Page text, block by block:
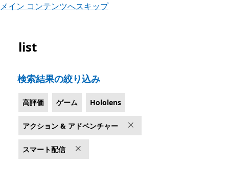
メイン コンテンツへスキップ
Microsoft.com をリスト
list
検索結果の絞り込み
高評価 ゲーム Hololens
アクション & アドベンチャー
スマート配信